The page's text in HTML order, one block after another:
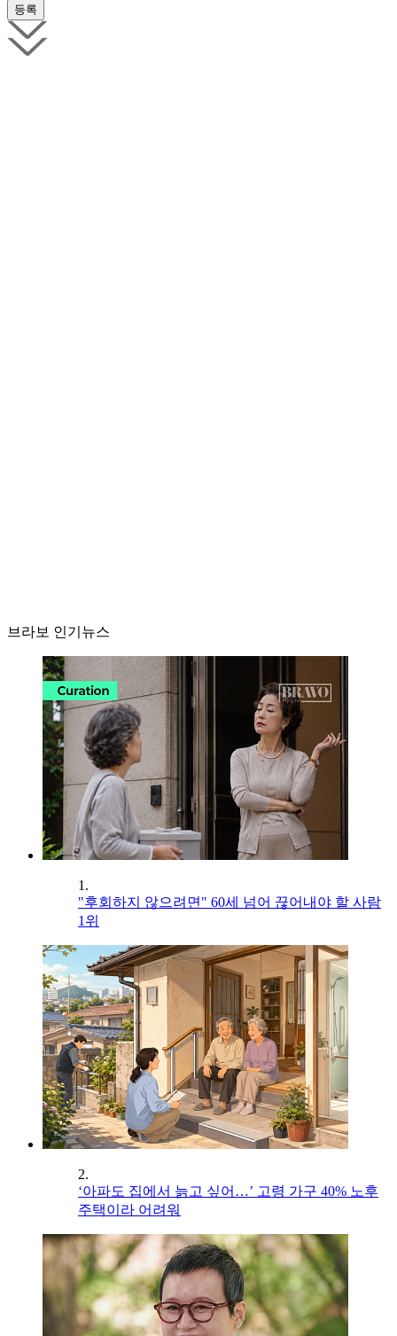
브라보 인기뉴스
1.
"후회하지 않으려면" 60세 넘어 끊어내야 할 사람
1위
2.
‘아파도 집에서 늙고 싶어…’ 고령 가구 40% 노후
주택이라 어려워